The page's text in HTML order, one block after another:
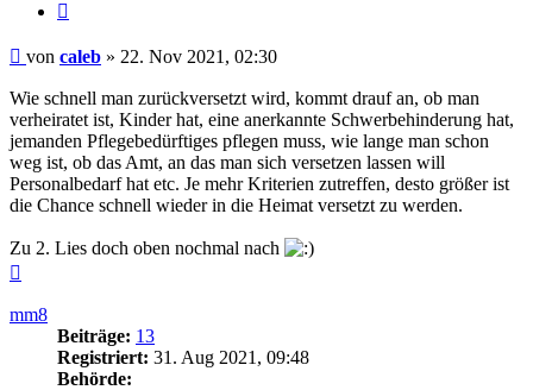
Beitrag
von caleb » 22. Nov 2021, 02:30
Wie schnell man zurückversetzt wird, kommt drauf an, ob man
verheiratet ist, Kinder hat, eine anerkannte Schwerbehinderung hat,
jemanden Pflegebedürftiges pflegen muss, wie lange man schon
weg ist, ob das Amt, an das man sich versetzen lassen will
Personalbedarf hat etc. Je mehr Kriterien zutreffen, desto größer ist
die Chance schnell wieder in die Heimat versetzt zu werden.
Zu 2. Lies doch oben nochmal nach
mm8
Beiträge: 13
Registriert: 31. Aug 2021, 09:48
Behörde: